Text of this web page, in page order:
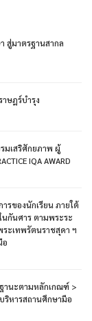
สู่มาตรฐานสากล
ษฎร์บำรุง
มเสริศักยภาพ ผู้
IQA AWARD
รของนักเรียน ภายใต้
นกันศาร ตามพระระ
ระเทพรัตนราชสุดา ฯ
อ
านะตามหลักเกณฑ์ >
บริหารสถานศึกษามือ